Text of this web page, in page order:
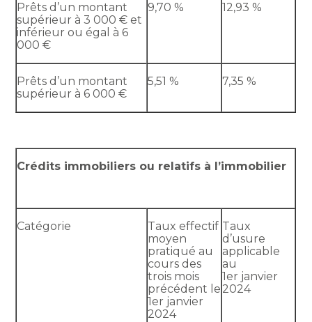
Prêts d’un montant
supérieur à 3 000 € et
inférieur ou égal à 6
000 €
9,70 % 12,93 %
Prêts d’un montant
supérieur à 6 000 €
5,51 % 7,35 %
Crédits immobiliers ou relatifs à l’immobilier
Catégorie
Taux effectif
moyen
pratiqué au
cours des
trois mois
précédent le
1er janvier
2024
Taux
d’usure
applicable
au
1er janvier
2024